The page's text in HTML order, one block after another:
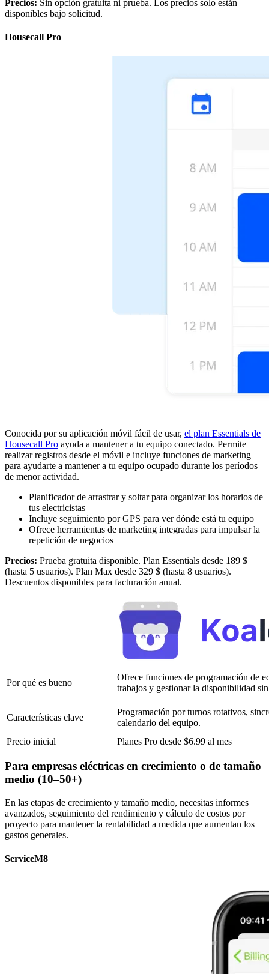
Precios: Sin opción gratuita ni prueba. Los precios solo están
disponibles bajo solicitud.
Housecall Pro
Conocida por su aplicación móvil fácil de usar, el plan Essentials de
Housecall Pro ayuda a mantener a tu equipo conectado. Permite
realizar registros desde el móvil e incluye funciones de marketing
para ayudarte a mantener a tu equipo ocupado durante los períodos
de menor actividad.
Planificador de arrastrar y soltar para organizar los horarios de
tus electricistas
Incluye seguimiento por GPS para ver dónde está tu equipo
Ofrece herramientas de marketing integradas para impulsar la
repetición de negocios
Precios: Prueba gratuita disponible. Plan Essentials desde 189 $
(hasta 5 usuarios). Plan Max desde 329 $ (hasta 8 usuarios).
Descuentos disponibles para facturación anual.
Por qué es bueno
Ofrece funciones de programación de
trabajos y gestionar la disponibilidad
Características clave
Programación por turnos rotativos,
calendario del equipo.
Precio inicial
Planes Pro desde $6.99 al mes
Para empresas eléctricas en crecimiento o de tamaño
medio (10–50+)
En las etapas de crecimiento y tamaño medio, necesitas informes
avanzados, seguimiento del rendimiento y cálculo de costos por
proyecto para mantener la rentabilidad a medida que aumentan los
gastos generales.
ServiceM8